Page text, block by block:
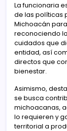
La funcionaria
de las políticas
Michoacán
reconociendo
cuidados que
entidad, así
directos que
bienestar.
Asimismo,
se busca
michoacanas,
lo requieren y
territorial a